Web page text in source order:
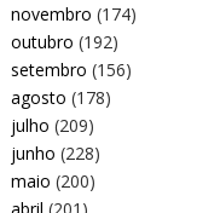
novembro (174)
outubro (192)
setembro (156)
agosto (178)
julho (209)
junho (228)
maio (200)
abril (201)